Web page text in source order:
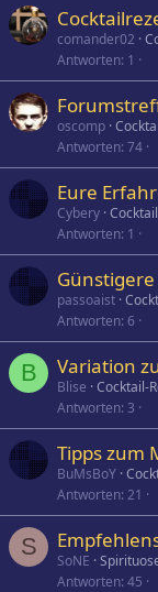
comander02
Antworten 1
oscomp
Antworten 74
Eure
Cybery
Antworten 1
passoaist
Antworten 6
B Variation
Blise Cocktail-
Antworten 3
Tipps zum
BuMsBoY
Antworten 21
S
SoNE
Antworten 45